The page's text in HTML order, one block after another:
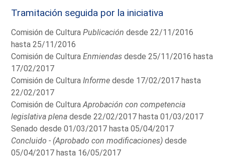
Tramitación seguida por la iniciativa
Comisión de CulturaPublicación desde 22/11/2016
hasta 25/11/2016
Comisión de CulturaEnmiendas desde 25/11/2016 hasta
17/02/2017
Comisión de CulturaInforme desde 17/02/2017 hasta
22/02/2017
Comisión de CulturaAprobación con competencia
legislativa plena desde 22/02/2017 hasta 01/03/2017
Senado desde 01/03/2017 hasta 05/04/2017
Concluido - (Aprobado con modificaciones) desde
05/04/2017 hasta 16/05/2017